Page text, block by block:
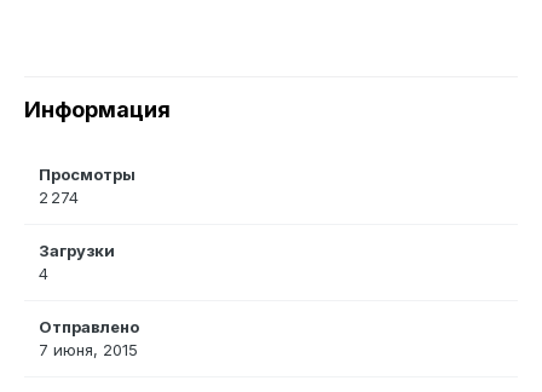
Информация
Просмотры
2 274
Загрузки
4
Отправлено
7 июня, 2015